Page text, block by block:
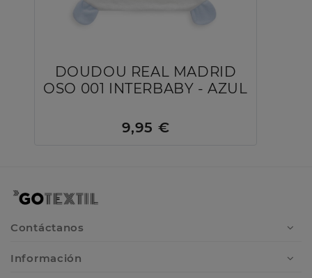
DOUDOU REAL MADRID
OSO 001 INTERBABY - AZUL
9,95 €
Contáctanos
Información